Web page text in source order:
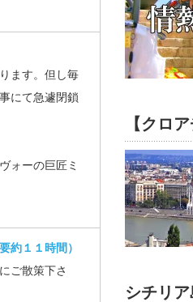
ます。但し毎
にて急遽閉鎖
ォーの巨匠ミ
約１１時間）
ご散策下さ
【クロ
シチリ